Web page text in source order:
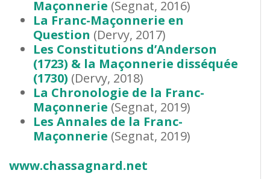
Maçonnerie (Segnat, 2016)
La Franc-Maçonnerie en
Question (Dervy, 2017)
Les Constitutions d’Anderson
(1723) & la Maçonnerie disséquée
(1730) (Dervy, 2018)
La Chronologie de la Franc-
Maçonnerie (Segnat, 2019)
Les Annales de la Franc-
Maçonnerie (Segnat, 2019)
www.chassagnard.net